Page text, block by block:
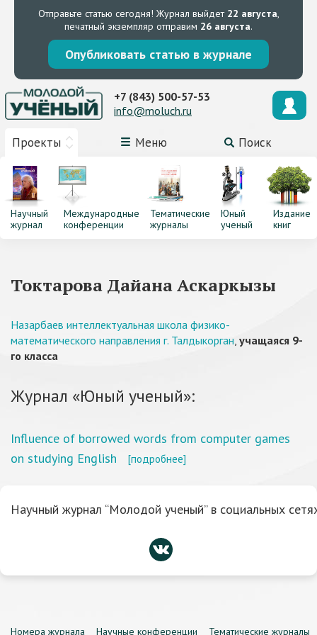
Отправьте статью сегодня! Журнал выйдет 22 августа,
печатный экземпляр отправим 26 августа.
Опубликовать статью в журнале
Проекты Меню Поиск
+7 (843) 500-57-53
info@moluch.ru
Научный
журнал
Международные
конференции
Тематические
журналы
Юный
ученый
Издание
книг
Токтарова Дайана Аскаркызы
Назарбаев интеллектуальная школа физико-
математического направления г. Талдыкорган, учащаяся 9-
го класса
Журнал «Юный ученый»:
Influence of borrowed words from computer games
on studying English
[подробнее]
Научный журнал “Молодой ученый” в социальных
Номера журнала Научные конференции Тематические журналы